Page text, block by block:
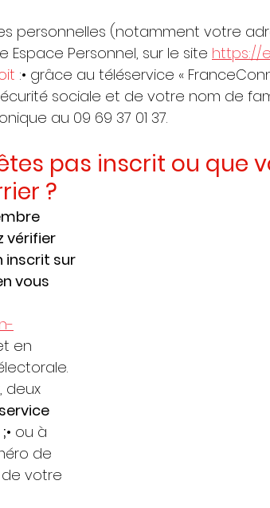
personnelles (notamment votre
Personnel, sur le site https://
:• grâce au téléservice «
sociale et de votre nom de
au 09 69 37 01 37.
pas inscrit ou que
?
vérifier
inscrit sur
vous
en
deux
ou à
de
votre